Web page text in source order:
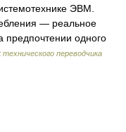
ЭВМ.
— реальное
предпочтении одного
технического переводчика